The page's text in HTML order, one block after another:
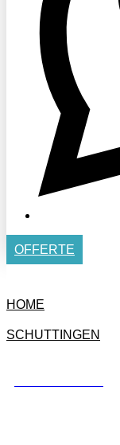
OFFERTE
HOME
SCHUTTINGEN